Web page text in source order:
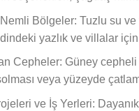
Bölgeler: Tuzlu su
yazlık ve villalar
Cepheler: Güney cepheli
veya yüzeyde
ve İş Yerleri: